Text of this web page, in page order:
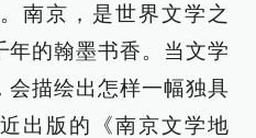
南京，是世界文学之
年的翰墨书香。当文学
会描绘出怎样一幅独具
出版的《南京文学地